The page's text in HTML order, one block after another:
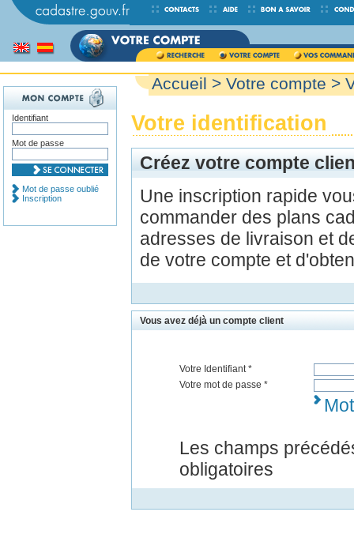
Accueil > Votre compte >
Votre identification
Créez votre compte
Une inscription rapide
commander des plans
adresses de livraison et
de votre compte et
Vous avez déjà un compte client
Votre Identifiant *
Votre mot de passe *
Les champs
obligatoires
Identifiant
Mot de passe
Mot de passe oublié
Inscription